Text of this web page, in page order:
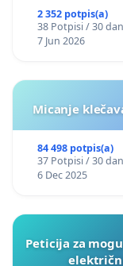
2 352 potpis(a)
38 Potpisi / 30
7 Jun 2026
Micanje
84 498 potpis(a)
37 Potpisi / 30
6 Dec 2025
Peticija za